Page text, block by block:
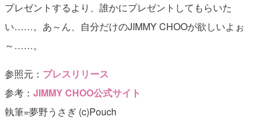
プレゼントするより、誰かにプレゼントしてもらいた
い……。あ～ん、自分だけのJIMMY CHOOが欲しいよぉ
～……。
参照元： プレスリリース
参考： JIMMY CHOO公式サイト
執筆=夢野うさぎ (c)Pouch